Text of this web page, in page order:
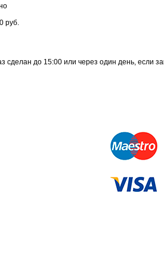
руб.
до 15:00 или через один день, если